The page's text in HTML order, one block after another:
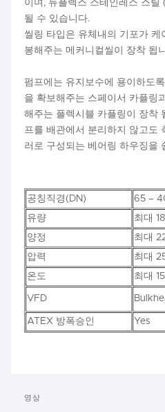
이며, 듀플렉스 스테인레스 스
될 수 있습니다.
씰링 타입은 유체내의 기포가 케
봉해주는 메커니컬씰이 장착 됩
펌프에는 유지보수에 용이하도
을 확보해주는 스페이서 카플링
해주는 플렉시블 카플링이 장착
프를 배관에서 분리하지 않고도
러로 구성되는 베어링 하우징을
공칭직경(DN)
65 –
유량
최대
양정
최대
압력
최대
온도
최대
VFD
ATEX 방폭승인 Yes
영상